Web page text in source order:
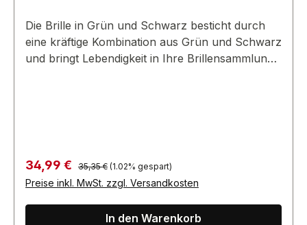
Die Brille in Grün und Schwarz besticht durch
eine kräftige Kombination aus Grün und Schwarz
und bringt Lebendigkeit in Ihre Brillensammlung.
Verkaufspreis:
34,99 € Regulärer Preis:
35,35 € (1.02% gespart)
Preise inkl. MwSt. zzgl. Versandkosten
In den Warenkorb